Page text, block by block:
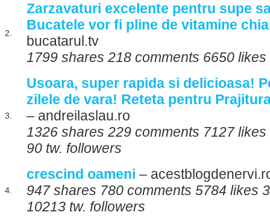
2.
Zarzavaturi excelente pentru supe
Bucatele vor fi pline de vitamine
bucatarul.tv
1799 shares 218 comments 6650 likes
3.
Usoara, super rapida si delicioasa!
zilele de vara! Reteta pentru
– andreilaslau.ro
1326 shares 229 comments 7127
90 tw. followers
4.
crescind oameni –
947 shares 780 comments 5784 likes
10213 tw. followers